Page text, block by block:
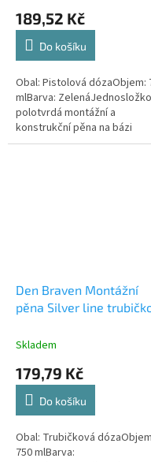
189,52 Kč
Do košíku
Obal: Pistolová dózaObjem:
mlBarva:
polotvrdá montážní a
konstrukční pěna na bázi
polyuretanu vytvrzujícího
Den Braven Montážní
pěna Silver line
Skladem
179,79 Kč
Do košíku
Obal: Trubičková
750 mlBarva: